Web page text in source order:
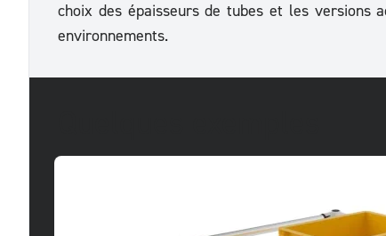
choix des épaisseurs de tubes et les versions
environnements.